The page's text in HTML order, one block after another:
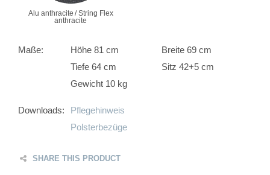
Alu anthracite / String Flex
anthracite
Maße: Höhe 81 cm
Breite 69 cm
Tiefe 64 cm
Sitz 42+5 cm
Gewicht 10 kg
Downloads:
Pflegehinweis
Polsterbezüge
SHARE THIS PRODUCT